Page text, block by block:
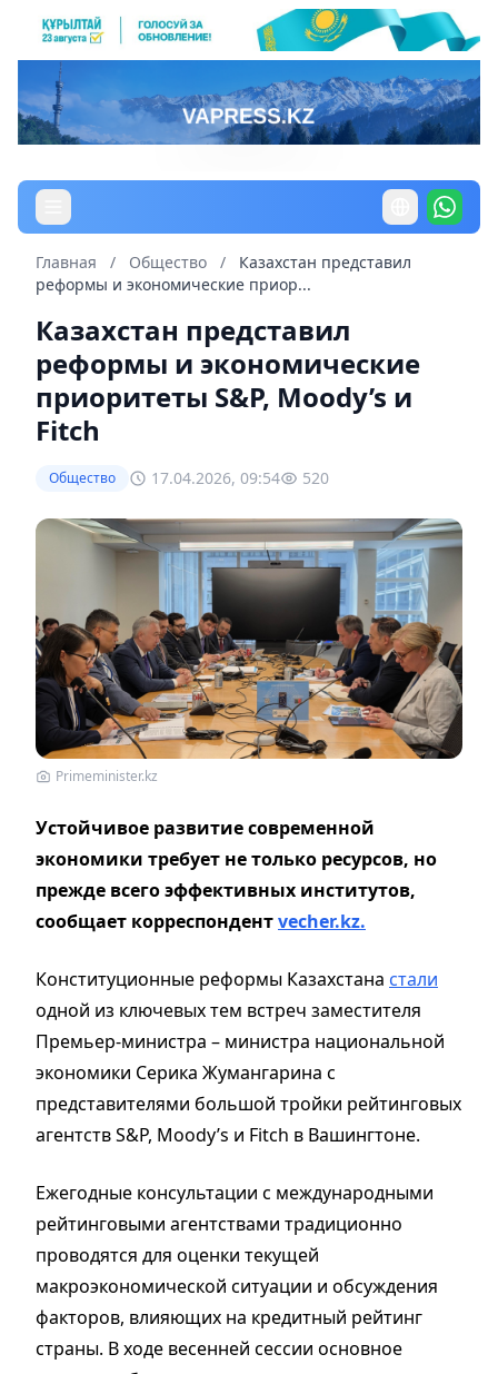
Главная / Общество /
Казахстан представил
реформы и экономические приор...
Казахстан представил
реформы и экономические
приоритеты S&P, Moody’s и
Fitch
Общество 17.04.2026, 09:54 520
Primeminister.kz
Устойчивое развитие современной
экономики требует не только ресурсов, но
прежде всего эффективных институтов,
сообщает корреспондентvecher.kz.
Конституционные реформы Казахстана стали
одной из ключевых тем встреч заместителя
Премьер-министра – министра национальной
экономики Серика Жумангарина с
представителями большой тройки рейтинговых
агентств S&P, Moody’s и Fitch в Вашингтоне.
Ежегодные консультации с международными
рейтинговыми агентствами традиционно
проводятся для оценки текущей
макроэкономической ситуации и обсуждения
факторов, влияющих на кредитный рейтинг
страны. В ходе весенней сессии основное